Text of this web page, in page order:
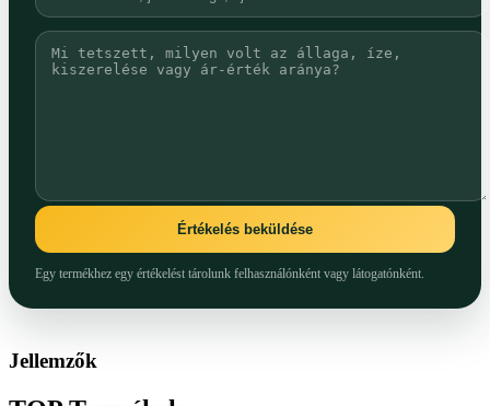
Értékelés beküldése
Egy termékhez egy értékelést tárolunk felhasználónként vagy látogatónként.
Jellemzők